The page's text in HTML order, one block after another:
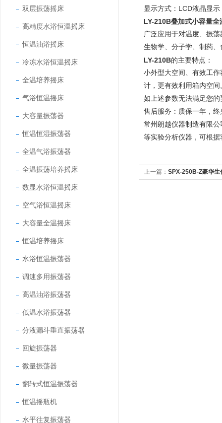
双层振荡摇床
高精度水浴恒温摇床
恒温油浴摇床
冷冻水浴恒温摇床
全温培养摇床
气浴恒温摇床
大容量振荡器
恒温恒湿振荡器
全温气浴振荡器
全温振荡培养摇床
数显水浴恒温摇床
空气浴恒温摇床
大容量全温摇床
恒温培养摇床
水浴恒温振荡器
调速多用振荡器
高温油浴振荡器
低温水浴振荡器
分液漏斗垂直振荡器
回旋振荡器
微量振荡器
翻转式恒温振荡器
恒温摇瓶机
水平往复振荡器
显示方式： LCD液晶显示
LY-210B叠加式小容量全
广泛应用于对温度、振
生物学、分子学、制药
LY-210B的主要特点：
小外型大空间、有效工
计，更有效利用箱内空间
如上述参数无法满足您
售后服务：质保一年，终
常州朗越仪器制造有限
等实验分析仪器，可根
上一篇： SPX-250B-Z豪华生